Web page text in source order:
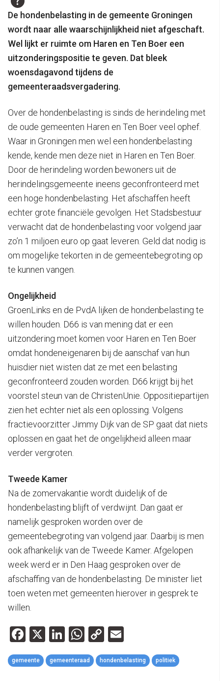
De hondenbelasting in de gemeente Groningen
wordt naar alle waarschijnlijkheid niet afgeschaft.
Wel lijkt er ruimte om Haren en Ten Boer een
uitzonderingspositie te geven. Dat bleek
woensdagavond tijdens de
gemeenteraadsvergadering.
Over de hondenbelasting is sinds de herindeling met
de oude gemeenten Haren en Ten Boer veel ophef.
Waar in Groningen men wel een hondenbelasting
kende, kende men deze niet in Haren en Ten Boer.
Door de herindeling worden bewoners uit de
herindelingsgemeente ineens geconfronteerd met
een hoge hondenbelasting. Het afschaffen heeft
echter grote financiële gevolgen. Het Stadsbestuur
verwacht dat de hondenbelasting voor volgend jaar
zo’n 1 miljoen euro op gaat leveren. Geld dat nodig is
om mogelijke tekorten in de gemeentebegroting op
te kunnen vangen.
Ongelijkheid
GroenLinks en de PvdA lijken de hondenbelasting te
willen houden. D66 is van mening dat er een
uitzondering moet komen voor Haren en Ten Boer
omdat hondeneigenaren bij de aanschaf van hun
huisdier niet wisten dat ze met een belasting
geconfronteerd zouden worden. D66 krijgt bij het
voorstel steun van de ChristenUnie. Oppositiepartijen
zien het echter niet als een oplossing. Volgens
fractievoorzitter Jimmy Dijk van de SP gaat dat niets
oplossen en gaat het de ongelijkheid alleen maar
verder vergroten.
Tweede Kamer
Na de zomervakantie wordt duidelijk of de
hondenbelasting blijft of verdwijnt. Dan gaat er
namelijk gesproken worden over de
gemeentebegroting van volgend jaar. Daarbij is men
ook afhankelijk van de Tweede Kamer. Afgelopen
week werd er in Den Haag gesproken over de
afschaffing van de hondenbelasting. De minister liet
toen weten met gemeenten hierover in gesprek te
willen.
Facebook
X LinkedIn
WhatsApp
Copy
Link
gemeente gemeenteraad hondenbelasting politiek